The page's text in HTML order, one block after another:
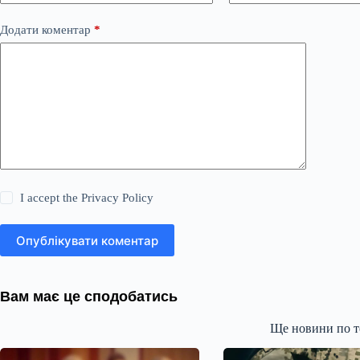
Додати коментар *
I accept thePrivacy Policy
Опублікувати коментар
Вам має це сподобатись
Ще новини по